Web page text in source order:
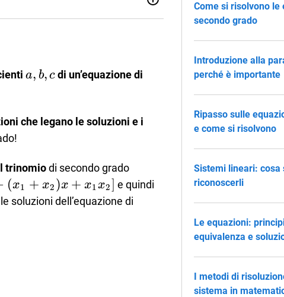
a Padova. Dopo un pò di anni negli
supplenza covid nella classe di
a,
a, b, cdi un’equazione di
che legano le soluzioni e i
trinomiodi secondo grado ax^2+bx+c
(x1 + x2 )x + x1x2] e quindi
soluzioni dell’equazione di
Come si risolvono le
secondo grado
Introduzione alla
perché è importante
Ripasso sulle
e come si risolvono
Sistemi lineari: cosa
riconoscerli
Le equazioni:
equivalenza e
I metodi di
sistema in